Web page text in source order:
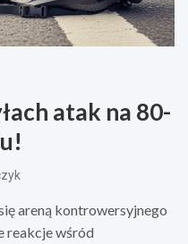
atak na 80-
areną kontrowersyjnego
reakcje wśród